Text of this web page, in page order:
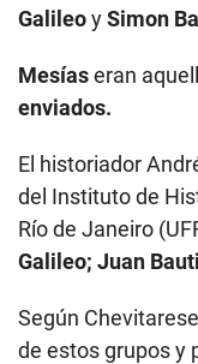
GalileoySimon
Mesíaseran
enviados.
El historiador
del Instituto de
Río de Janeiro
Galileo; Juan
Según
de estos grupos y